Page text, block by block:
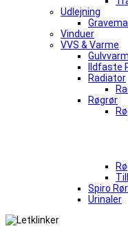
Udlejning
Vinduer
VVS & Varme
Ildfaste
Radiator
Røgrør
Spiro Rør
Urinaler